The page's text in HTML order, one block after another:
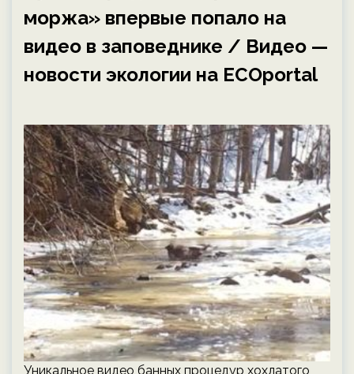
моржа» впервые попало на
видео в заповеднике / Видео —
новости экологии на ECOportal
Уникальное видео банных процедур хохлатого